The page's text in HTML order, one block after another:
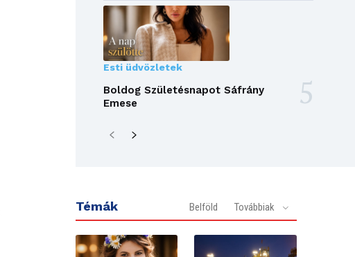
Esti üdvözletek
Boldog Születésnapot Sáfrány
Emese
Témák Belföld Továbbiak